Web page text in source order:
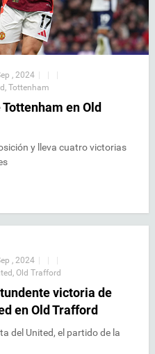
, 2024 | |
|
Tottenham
en Old
y lleva cuatro victorias
, 2024 | |
|
Old Trafford
victoria de
en Old Trafford
del United, el partido de la